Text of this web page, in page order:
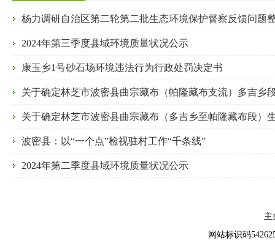
杨力调研自治区第二轮第二批生态环境保护督察反馈问题
2024年第三季度县域环境质量状况公示
康玉乡1号砂石场环境违法行为行政处罚决定书
波密县：以“一个点”检视驻村工作“千条线”
2024年第二季度县域环境质量状况公示
主
网站标识码